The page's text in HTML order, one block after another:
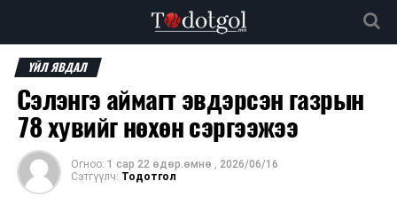
ҮЙЛ ЯВДАЛ
Сэлэнгэ аймагт эвдэрсэн газрын
78 хувийг нөхөн сэргээжээ
Огноо: 1 сар 22 өдөр.өмнө , 2026/06/16
Сэтгүүлч: Тодотгол